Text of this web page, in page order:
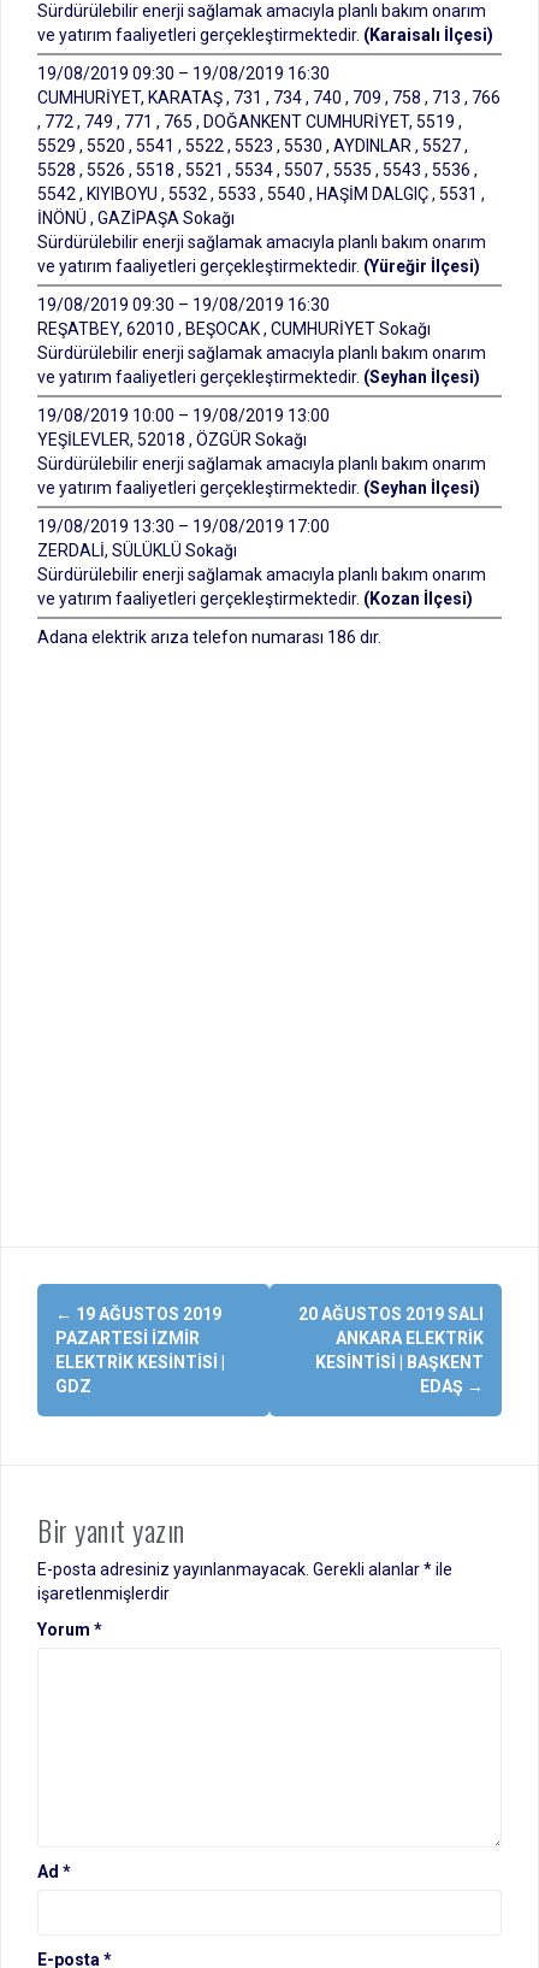
Sürdürülebilir enerji sağlamak amacıyla planlı bakım onarım
ve yatırım faaliyetleri gerçekleştirmektedir. (Karaisalı İlçesi)
19/08/2019 09:30 – 19/08/2019 16:30
CUMHURİYET, KARATAŞ , 731 , 734 , 740 , 709 , 758 , 713 , 766
, 772 , 749 , 771 , 765 , DOĞANKENT CUMHURİYET, 5519 ,
5529 , 5520 , 5541 , 5522 , 5523 , 5530 , AYDINLAR , 5527 ,
5528 , 5526 , 5518 , 5521 , 5534 , 5507 , 5535 , 5543 , 5536 ,
5542 , KIYIBOYU , 5532 , 5533 , 5540 , HAŞİM DALGIÇ , 5531 ,
İNÖNÜ , GAZİPAŞA Sokağı
Sürdürülebilir enerji sağlamak amacıyla planlı bakım onarım
ve yatırım faaliyetleri gerçekleştirmektedir. (Yüreğir İlçesi)
19/08/2019 09:30 – 19/08/2019 16:30
REŞATBEY, 62010 , BEŞOCAK , CUMHURİYET Sokağı
Sürdürülebilir enerji sağlamak amacıyla planlı bakım onarım
ve yatırım faaliyetleri gerçekleştirmektedir. (Seyhan İlçesi)
19/08/2019 10:00 – 19/08/2019 13:00
YEŞİLEVLER, 52018 , ÖZGÜR Sokağı
Sürdürülebilir enerji sağlamak amacıyla planlı bakım onarım
ve yatırım faaliyetleri gerçekleştirmektedir. (Seyhan İlçesi)
19/08/2019 13:30 – 19/08/2019 17:00
ZERDALİ, SÜLÜKLÜ Sokağı
Sürdürülebilir enerji sağlamak amacıyla planlı bakım onarım
ve yatırım faaliyetleri gerçekleştirmektedir. (Kozan İlçesi)
Adana elektrik arıza telefon numarası 186 dır.
Yazı
dolaşımı
← 19 AĞUSTOS 2019
PAZARTESI İZMIR
ELEKTRIK KESINTISI |
GDZ
20 AĞUSTOS 2019 SALI
ANKARA ELEKTRIK
KESINTISI | BAŞKENT
EDAŞ →
Bir yanıt yazın
E-posta adresiniz yayınlanmayacak. Gerekli alanlar*ile
işaretlenmişlerdir
Yorum *
Ad *
E-posta *